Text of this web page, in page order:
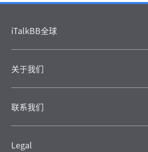
iTalkBB全球
关于我们
联系我们
Legal